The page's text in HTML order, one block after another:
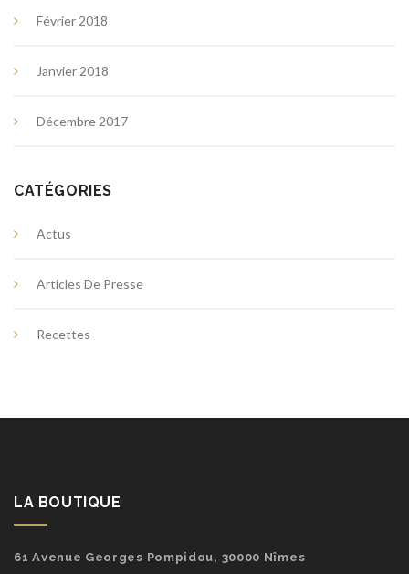
Février 2018
Janvier 2018
Décembre 2017
CATÉGORIES
Actus
Articles De Presse
Recettes
LA BOUTIQUE
61 Avenue Georges Pompidou, 30000 Nîmes